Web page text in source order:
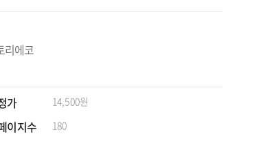
리에코
가 14,500원
이지수 180